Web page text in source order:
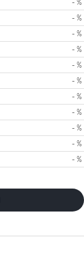
- %
- %
- %
- %
- %
- %
- %
- %
- %
- %
- %